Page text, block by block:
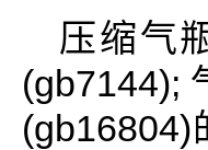
压缩气
(gb16804)